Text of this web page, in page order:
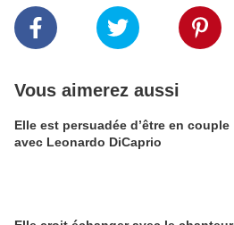
Vous aimerez aussi
Elle est persuadée d’être en couple
avec Leonardo DiCaprio